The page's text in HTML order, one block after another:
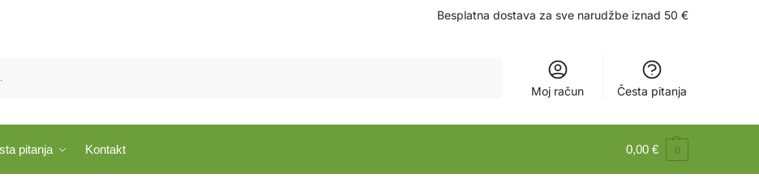
Besplatna dostava za sve narudžbe iznad 50 €
Moj račun Česta pitanja
pitanja Kontakt 0,00 € 0